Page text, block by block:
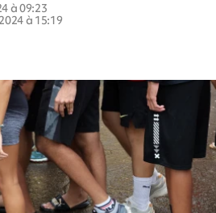
à 09:23
à 15:19